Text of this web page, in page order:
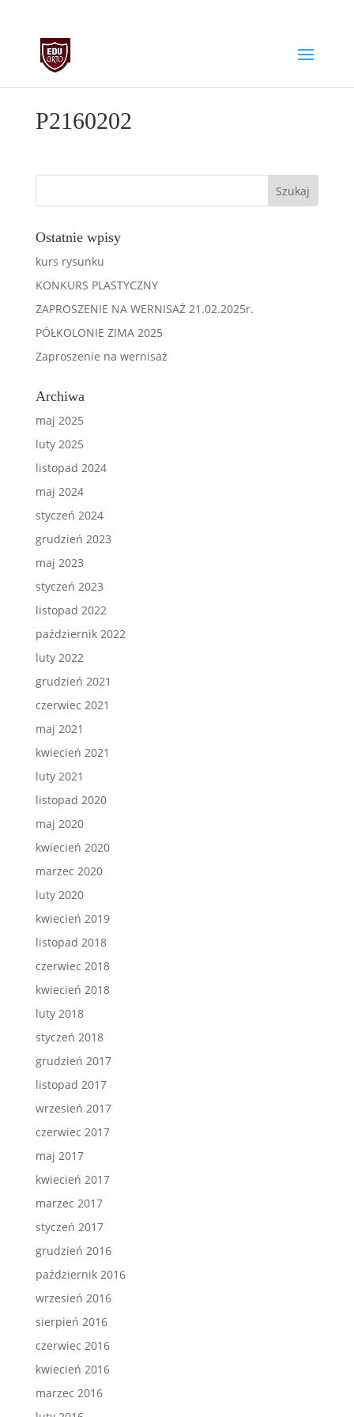
P2160202
Ostatnie wpisy
kurs rysunku
KONKURS PLASTYCZNY
ZAPROSZENIE NA WERNISAŻ 21.02.2025r.
PÓŁKOLONIE ZIMA 2025
Zaproszenie na wernisaż
Archiwa
maj 2025
luty 2025
listopad 2024
maj 2024
styczeń 2024
grudzień 2023
maj 2023
styczeń 2023
listopad 2022
październik 2022
luty 2022
grudzień 2021
czerwiec 2021
maj 2021
kwiecień 2021
luty 2021
listopad 2020
maj 2020
kwiecień 2020
marzec 2020
luty 2020
kwiecień 2019
listopad 2018
czerwiec 2018
kwiecień 2018
luty 2018
styczeń 2018
grudzień 2017
listopad 2017
wrzesień 2017
czerwiec 2017
maj 2017
kwiecień 2017
marzec 2017
styczeń 2017
grudzień 2016
październik 2016
wrzesień 2016
sierpień 2016
czerwiec 2016
kwiecień 2016
marzec 2016